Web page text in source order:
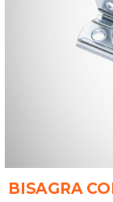
BISAGRA